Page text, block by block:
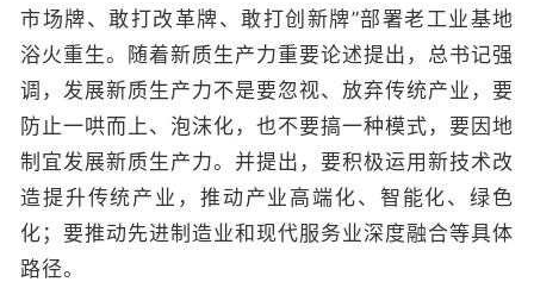
市场牌、敢打改革牌、敢打创新牌”部署老工业基地
浴火重生。随着新质生产力重要论述提出，总书记强
调，发展新质生产力不是要忽视、放弃传统产业，要
防止一哄而上、泡沫化，也不要搞一种模式，要因地
制宜发展新质生产力。并提出，要积极运用新技术改
造提升传统产业，推动产业高端化、智能化、绿色
化；要推动先进制造业和现代服务业深度融合等具体
路径。